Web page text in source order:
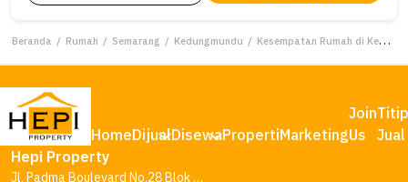
Beranda / Rumah / Semarang / Kedungmundu / Kesempatan Rumah di Kedungmundu, Semarang, LB 45m², Harga 1 Miliar
HomeDijualDisewaPropertiMarketing
Join
Us
Jual
Hepi Property
Jl. Padma Boulevard No.28 Blok AA1, Tambakharjo, Kec. Semarang Barat, Kota Semarang, Jawa Tengah 50145